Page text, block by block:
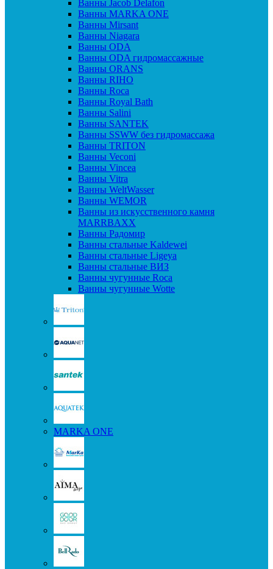
Ванны Jacob Delafon
Ванны MARKA ONE
Ванны Mirsant
Ванны Niagara
Ванны ODA
Ванны ODA гидромассажные
Ванны ORANS
Ванны RIHO
Ванны Roca
Ванны Royal Bath
Ванны Salini
Ванны SANTEK
Ванны SSWW без гидромассажа
Ванны TRITON
Ванны Veconi
Ванны Vincea
Ванны Vitra
Ванны WeltWasser
Ванны WEMOR
Ванны из искусственного камня
MARRBAXX
Ванны Радомир
Ванны стальные Kaldewei
Ванны стальные Ligeya
Ванны стальные ВИЗ
Ванны чугунные Roca
Ванны чугунные Wotte
MARKA ONE